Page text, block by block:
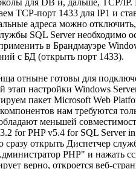
TCP-порт 1433 для IP1 и
адреса можно
SQL Server необходимо
в Брандмауэре
с БД (открыть порт 1433).
отныне готовы для
этап настройки Windows
пакет Microsoft Web
нам требуются
меньшей
for PHP v5.4 for SQL Server
сразу открыть Диспетчер
PHP" и нажать
верно, откроется веб-